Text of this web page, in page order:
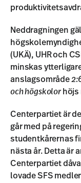
Neddragningen
(UKÄ), UHR och
minskas
anslagsområde
och högskolorhöjs
Centerpartiet är
går med på
studentkårernas
nästa år. Detta är
Centerpartiet
lovade SFS